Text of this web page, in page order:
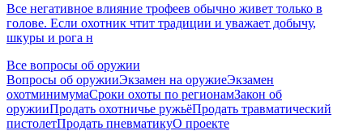
Все негативное влияние трофеев обычно живет только в
голове. Если охотник чтит традиции и уважает добычу,
шкуры и рога н
Все вопросы об оружии
Вопросы об оружииЭкзамен на оружиеЭкзамен
охотминимумаСроки охоты по регионамЗакон об
оружииПродать охотничье ружьёПродать травматический
пистолетПродать пневматикуО проекте